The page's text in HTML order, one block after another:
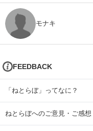
モナキ
FEEDBACK
「ねとらぼ」ってなに？
ねとらぼへのご意見・ご感想